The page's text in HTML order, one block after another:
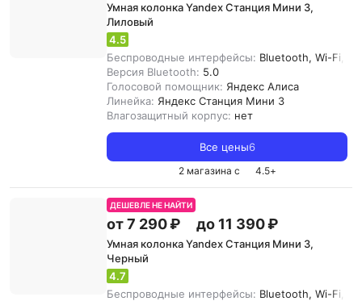
Умная колонка Yandex Станция Мини 3,
Лиловый
4.5
Беспроводные интерфейсы: Bluetooth, Wi-Fi,
Версия Bluetooth: 5.0
Голосовой помощник: Яндекс Алиса
Линейка: Яндекс Станция Мини 3
Влагозащитный корпус: нет
Все цены6
2 магазина с 4.5+
ДЕШЕВЛЕ НЕ НАЙТИ
от 7 290 ₽ до 11 390 ₽
Умная колонка Yandex Станция Мини 3,
Черный
4.7
Беспроводные интерфейсы: Bluetooth, Wi-Fi,